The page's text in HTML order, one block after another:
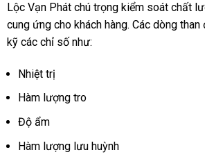
Lộc Vạn Phát chú trọng kiểm soát chất
cung ứng cho khách hàng. Các dòng
kỹ các chỉ số như:
Nhiệt trị
Hàm lượng tro
Độ ẩm
Hàm lượng lưu huỳnh